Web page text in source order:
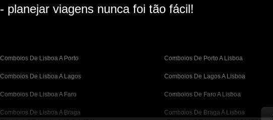
- planejar viagens nunca foi tão fácil!
Comboios De Lisboa A Porto Comboios De Porto A Lisboa
Comboios De Lisboa A Lagos Comboios De Lagos A Lisboa
Comboios De Lisboa A Faro Comboios De Faro A Lisboa
Comboios De Lisboa A Braga Comboios De Braga A Lisboa